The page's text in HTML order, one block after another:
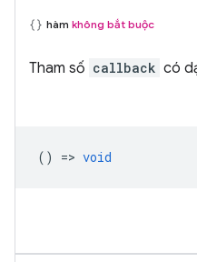
hàm không bắt buộc
Tham số callback có
() => void